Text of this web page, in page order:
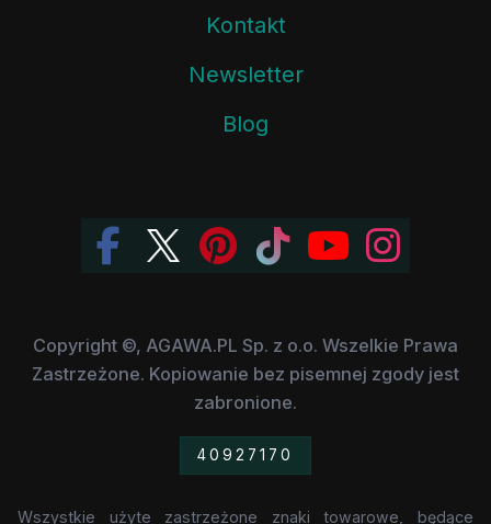
Kontakt
Newsletter
Blog
Copyright ©, AGAWA.PL Sp. z o.o. Wszelkie Prawa
Zastrzeżone. Kopiowanie bez pisemnej zgody jest
zabronione.
40927170
Wszystkie użyte zastrzeżone znaki towarowe, będące